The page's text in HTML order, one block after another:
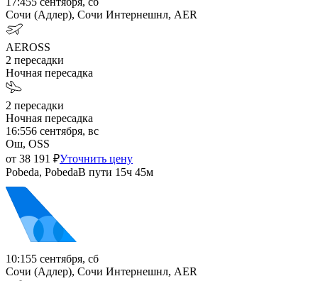
Сочи (Адлер), Сочи Интернешнл, AER
AEROSS
2 пересадки
Ночная пересадка
2 пересадки
Ночная пересадка
16:556 сентября, вс
Ош, OSS
от 38 191 ₽Уточнить цену
Pobeda, PobedaВ пути 15ч 45м
10:155 сентября, сб
Сочи (Адлер), Сочи Интернешнл, AER